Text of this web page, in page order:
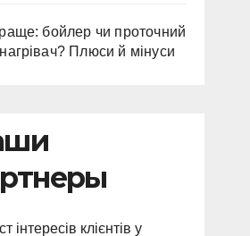
бойлер чи проточний
Плюси й мінуси
інтересів клієнтів у